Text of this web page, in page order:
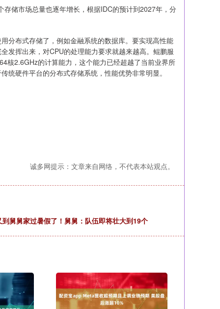
储市场总量也逐年增长，根据IDC的预计到2027年，分
分布式存储了，例如金融系统的数据库。要实现高性能
发挥出来，对CPU的处理能力要求就越来越高。鲲鹏服
核2.6GHz的计算能力，这个能力已经超越了当前业界所
统硬件平台的分布式存储系统，性能优势非常明显。
诚多网提示：文章来自网络，不代表本站观点。
舅舅家过暑假了！舅舅：队伍即将壮大到19个